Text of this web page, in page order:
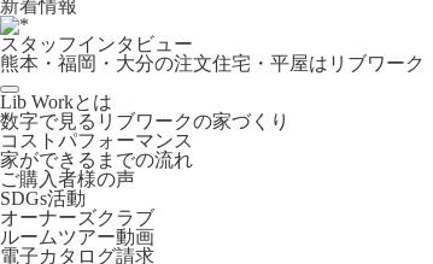
新着情報
スタッフインタビュー
熊本・福岡・大分の注文住宅・平屋はリブワーク
Lib Workとは
数字で見るリブワークの家づくり
コストパフォーマンス
家ができるまでの流れ
ご購入者様の声
SDGs活動
オーナーズクラブ
ルームツアー動画
電子カタログ請求